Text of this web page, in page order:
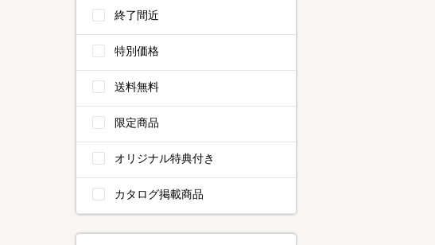
終了間近
特別価格
送料無料
限定商品
オリジナル特典付き
カタログ掲載商品